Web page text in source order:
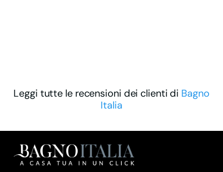
Leggi tutte le recensioni dei clienti di Bagno
Italia